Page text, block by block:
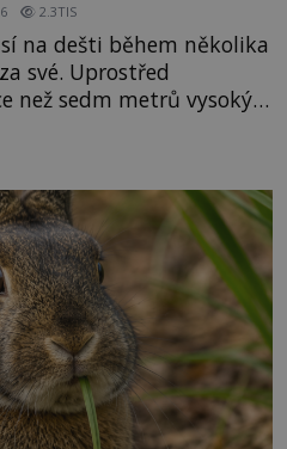
2.3TIS
na dešti během několika
své. Uprostřed
než sedm metrů vysoký
1 600 let odolává
koroze. Jeho
či tajemných
však ukazuje, že